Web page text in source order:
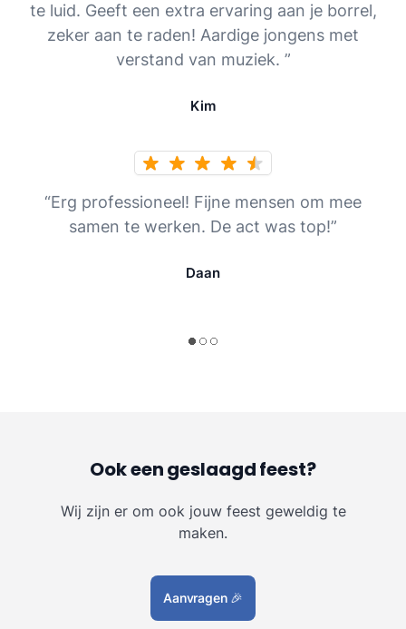
te luid. Geeft een extra ervaring aan je borrel,
zeker aan te raden! Aardige jongens met
verstand van muziek. ”
Kim
“Erg professioneel! Fijne mensen om mee
samen te werken. De act was top!”
Daan
Ook een geslaagd feest?
Wij zijn er om ook jouw feest geweldig te
maken.
Aanvragen 🎉